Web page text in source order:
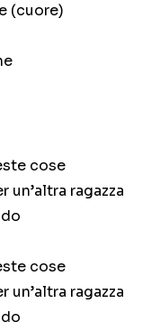
(cuore)
cose
un’altra ragazza
cose
un’altra ragazza